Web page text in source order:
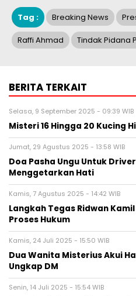
Tag : Breaking News
Raffi Ahmad Tindak Pidana
BERITA TERKAIT
Selasa, 9 September 2025 - 09:39 WIB
Misteri 16 Hingga 20 Kucing
Jumat, 29 Agustus 2025 - 13:58 WIB
Doa Pasha Ungu Untuk
Menggetarkan Hati
Kamis, 7 Agustus 2025 - 14:42 WIB
Langkah Tegas Ridwan
Proses Hukum
Kamis, 24 Juli 2025 - 15:50 WIB
Dua Wanita Misterius Akui
Ungkap DM
Senin, 14 Juli 2025 - 15:54 WIB